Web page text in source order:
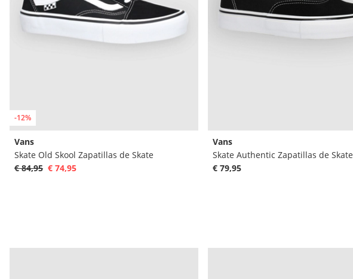
-12%
Vans
Skate Old Skool Zapatillas de Skate
€ 84,95 € 74,95
Vans
Skate Authentic Zapatillas de Skate
€ 79,95